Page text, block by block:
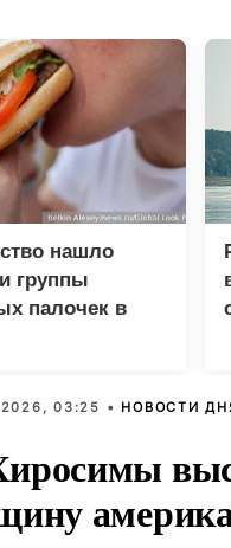
нашло
группы
палочек в
03:25 • НОВОСТИ